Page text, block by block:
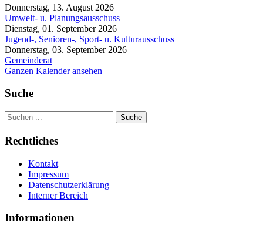
Donnerstag, 13. August 2026
Umwelt- u. Planungsausschuss
Dienstag, 01. September 2026
Jugend-, Senioren-, Sport- u. Kulturausschuss
Donnerstag, 03. September 2026
Gemeinderat
Ganzen Kalender ansehen
Suche
Suche
Rechtliches
Kontakt
Impressum
Datenschutzerklärung
Interner Bereich
Informationen